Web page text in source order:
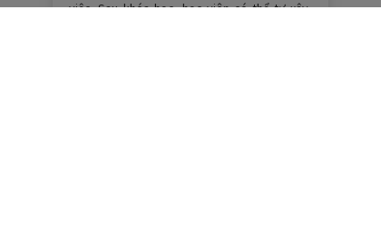
việc. Sau khóa học, học viên có thể tự xây